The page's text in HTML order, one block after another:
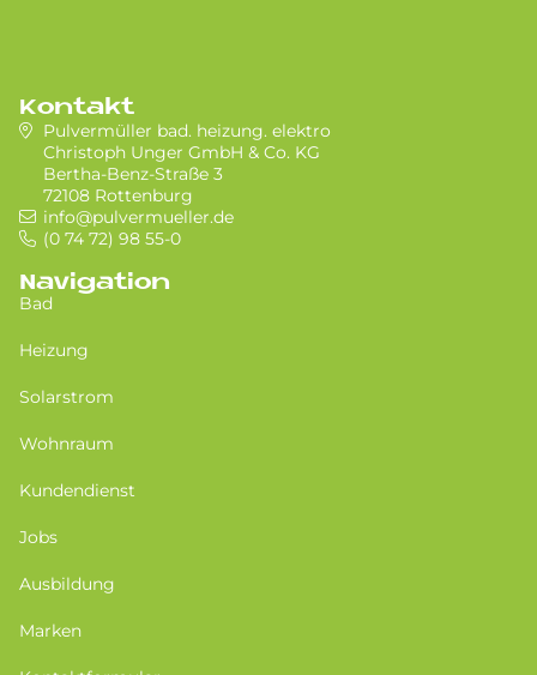
Kontakt
Pulvermüller bad. heizung. elektro
Christoph Unger GmbH & Co. KG
Bertha-Benz-Straße 3
72108 Rottenburg
info@pulvermueller.de
(0 74 72) 98 55-0
Navigation
Bad
Heizung
Solarstrom
Wohnraum
Kundendienst
Jobs
Ausbildung
Marken